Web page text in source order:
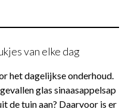
van elke dag
het dagelijkse onderhoud.
glas sinaasappelsap
de tuin aan? Daarvoor is er